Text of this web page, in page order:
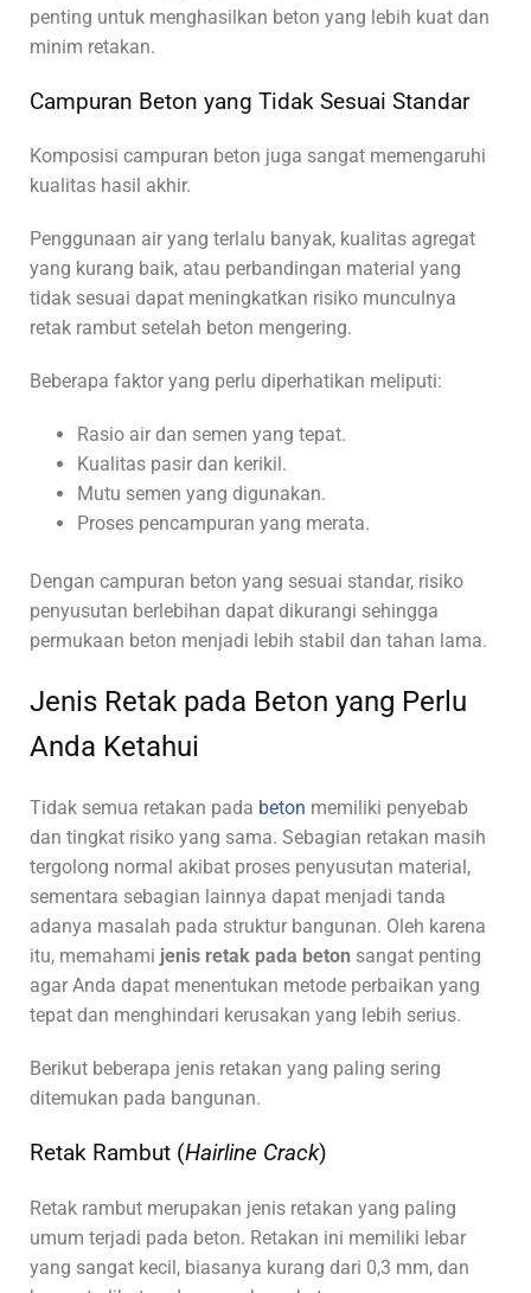
penting untuk menghasilkan beton yang lebih kuat dan
minim retakan.
Campuran Beton yang Tidak Sesuai Standar
Komposisi campuran beton juga sangat memengaruhi
kualitas hasil akhir.
Penggunaan air yang terlalu banyak, kualitas agregat
yang kurang baik, atau perbandingan material yang
tidak sesuai dapat meningkatkan risiko munculnya
retak rambut setelah beton mengering.
Beberapa faktor yang perlu diperhatikan meliputi:
Rasio air dan semen yang tepat.
Kualitas pasir dan kerikil.
Mutu semen yang digunakan.
Proses pencampuran yang merata.
Dengan campuran beton yang sesuai standar, risiko
penyusutan berlebihan dapat dikurangi sehingga
permukaan beton menjadi lebih stabil dan tahan lama.
Jenis Retak pada Beton yang Perlu
Anda Ketahui
Tidak semua retakan pada beton memiliki penyebab
dan tingkat risiko yang sama. Sebagian retakan masih
tergolong normal akibat proses penyusutan material,
sementara sebagian lainnya dapat menjadi tanda
adanya masalah pada struktur bangunan. Oleh karena
itu, memahami jenis retak pada beton sangat penting
agar Anda dapat menentukan metode perbaikan yang
tepat dan menghindari kerusakan yang lebih serius.
Berikut beberapa jenis retakan yang paling sering
ditemukan pada bangunan.
Retak Rambut (Hairline Crack)
Retak rambut merupakan jenis retakan yang paling
umum terjadi pada beton. Retakan ini memiliki lebar
yang sangat kecil, biasanya kurang dari 0,3 mm, dan